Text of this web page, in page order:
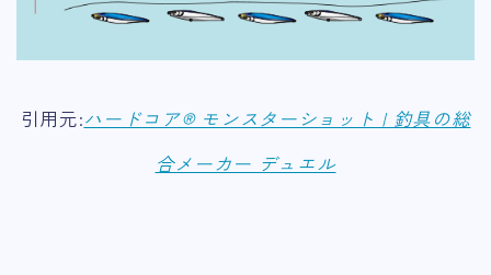
引用元:ハードコア® モンスターショット | 釣具の総
合メーカー デュエル